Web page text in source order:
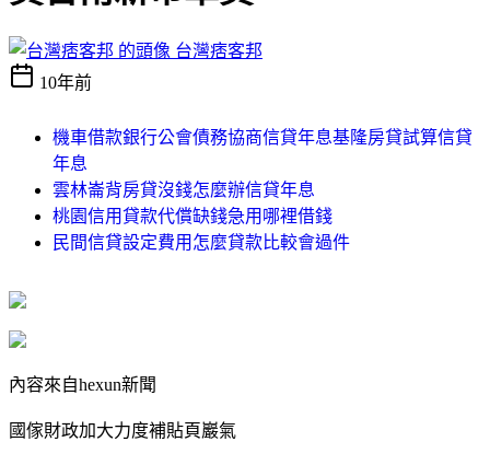
台灣痞客邦
10年前
機車借款銀行公會債務協商信貸年息基隆房貸試算信貸
年息
雲林崙背房貸沒錢怎麼辦信貸年息
桃園信用貸款代償缺錢急用哪裡借錢
民間信貸設定費用怎麼貸款比較會過件
內容來自hexun新聞
國傢財政加大力度補貼頁巖氣